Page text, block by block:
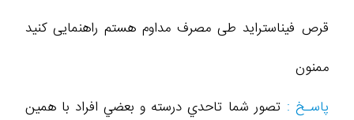
قرص فیناستراید طی مصرف مداوم هستم راهنمایی کنید
ممنون
پاسـخ : تصور شما تاحدي درسته و بعضي افراد با همين